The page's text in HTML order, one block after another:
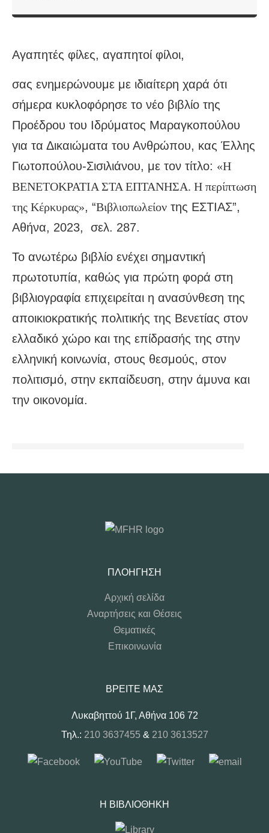
Αγαπητές φίλες, αγαπητοί φίλοι,
σας ενημερώνουμε με ιδιαίτερη χαρά ότι
σήμερα κυκλοφόρησε το νέο βιβλίο της
Προέδρου του Ιδρύματος Μαραγκοπούλου
για τα Δικαιώματα του Ανθρώπου, κας Έλλης
Γιωτοπούλου-Σισιλιάνου, με τον τίτλο: «Η
ΒΕΝΕΤΟΚΡΑΤΙΑ ΣΤΑ ΕΠΤΑΝΗΣΑ. Η περίπτωση
της Κέρκυρας», “Βιβλιοπωλείον της ΕΣΤΙΑΣ”,
Αθήνα, 2023, σελ. 287.
Το ανωτέρω βιβλίο ενέχει σημαντική
πρωτοτυπία, καθώς για πρώτη φορά στη
βιβλιογραφία επιχειρείται η ανασύνθεση της
αποικιοκρατικής πολιτικής της Βενετίας στον
ελλαδικό χώρο και της επίδρασής της στην
ελληνική κοινωνία, στους θεσμούς, στον
πολιτισμό, στην εκπαίδευση, στην άμυνα και
την οικονομία.
ΠΛΟΉΓΗΣΗ
Αρχική σελίδα
Αναρτήσεις και Θέσεις
Θεματικές
Επικοινωνία
ΒΡΕΊΤΕ ΜΑΣ
Λυκαβηττού 1Γ, Αθήνα 106 72
Τηλ.: 210 3637455 & 210 3613527
Η ΒΙΒΛΙΟΘΉΚΗ